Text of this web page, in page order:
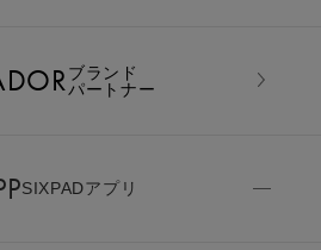
ブランド
パートナー
SIXPADアプリ